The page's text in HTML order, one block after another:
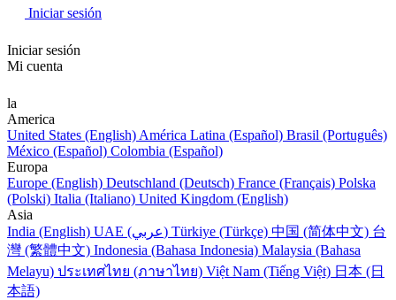
Iniciar sesión
Iniciar sesión
Mi cuenta
la
America
United States (English) América Latina (Español) Brasil (Português)
México (Español) Colombia (Español)
Europa
Europe (English) Deutschland (Deutsch) France (Français) Polska
(Polski) Italia (Italiano) United Kingdom (English)
Asia
India (English)
UAE (عربي) Türkiye (Türkçe) 中国 (简体中文) 台
灣 (繁體中文) Indonesia (Bahasa Indonesia) Malaysia (Bahasa
Melayu) ประเทศไทย (ภาษาไทย) Việt Nam (Tiếng Việt) 日本 (日
本語)